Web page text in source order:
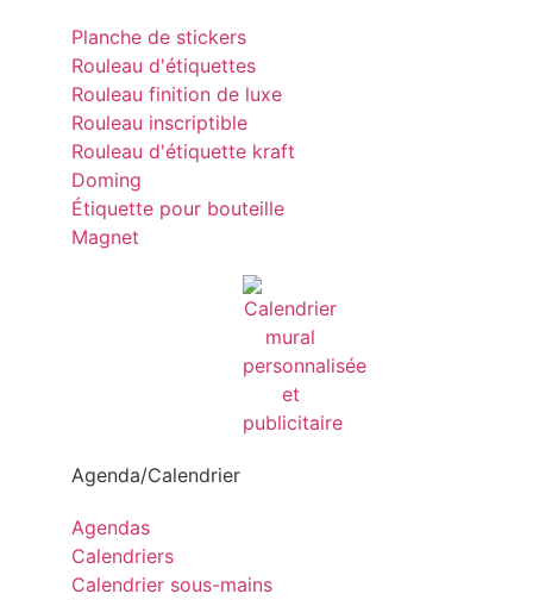
Planche de stickers
Rouleau d'étiquettes
Rouleau finition de luxe
Rouleau inscriptible
Rouleau d'étiquette kraft
Doming
Étiquette pour bouteille
Magnet
Agenda/Calendrier
Agendas
Calendriers
Calendrier sous-mains